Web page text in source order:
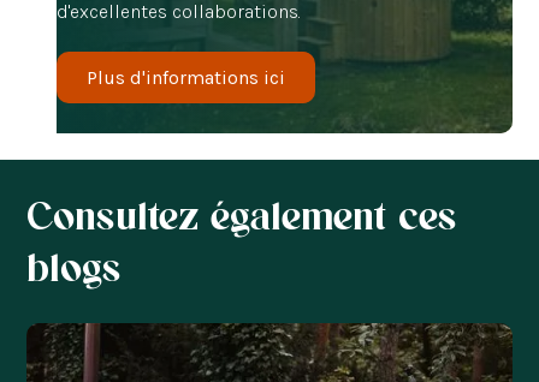
d'excellentes collaborations.
Plus d'informations ici
Consultez également ces
blogs